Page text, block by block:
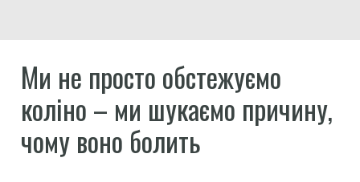
Ми не просто обстежуємо
коліно – ми шукаємо причину,
чому воно болить